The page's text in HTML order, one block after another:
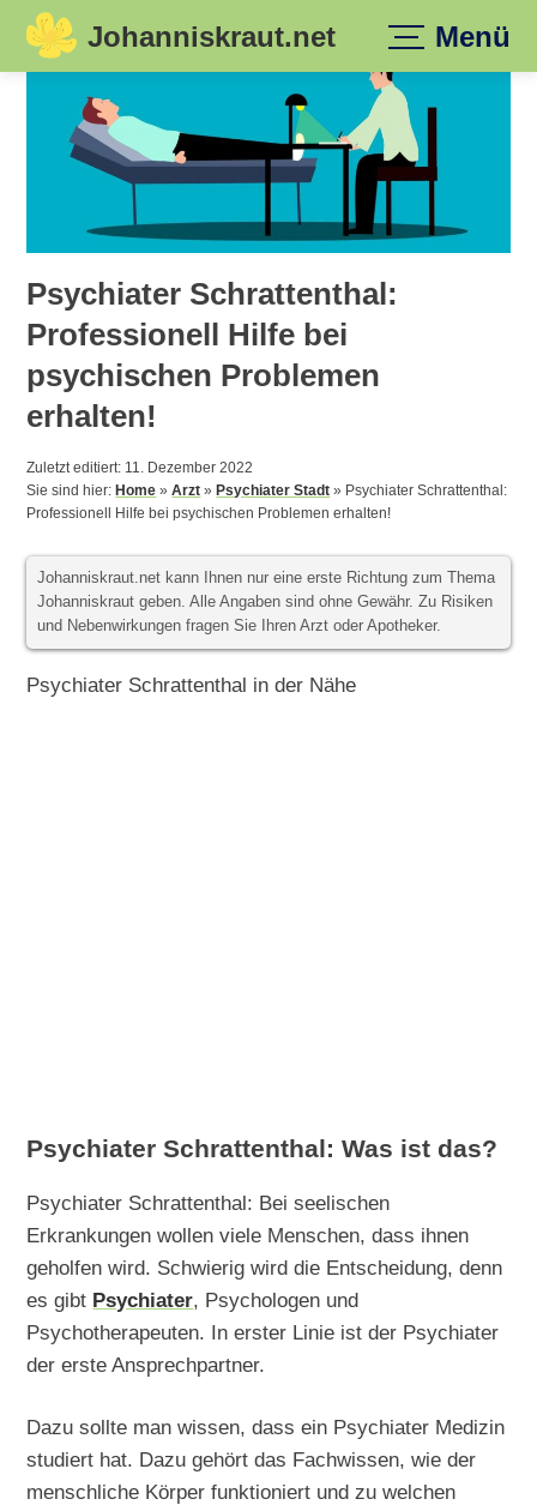
Skip
Johanniskraut.net Menü
Psychiater Schrattenthal:
Professionell Hilfe bei
psychischen Problemen
erhalten!
Zuletzt editiert: 11. Dezember 2022
Sie sind hier:Home »Arzt »Psychiater Stadt » Psychiater Schrattenthal:
Professionell Hilfe bei psychischen Problemen erhalten!
Johanniskraut.net kann Ihnen nur eine erste Richtung zum Thema
Johanniskraut geben. Alle Angaben sind ohne Gewähr. Zu Risiken
und Nebenwirkungen fragen Sie Ihren Arzt oder Apotheker.
Psychiater Schrattenthal in der Nähe
Psychiater Schrattenthal: Was ist das?
Psychiater Schrattenthal: Bei seelischen
Erkrankungen wollen viele Menschen, dass ihnen
geholfen wird. Schwierig wird die Entscheidung, denn
es gibt Psychiater, Psychologen und
Psychotherapeuten. In erster Linie ist der Psychiater
der erste Ansprechpartner.
Dazu sollte man wissen, dass ein Psychiater Medizin
studiert hat. Dazu gehört das Fachwissen, wie der
menschliche Körper funktioniert und zu welchen